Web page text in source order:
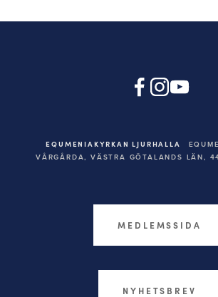
EQUMENIAKYRKAN LJURHALLA
VÅRGÅRDA, VÄSTRA GÖTALANDS LÄN,
MEDLEMSSIDA
NYHETSBREV